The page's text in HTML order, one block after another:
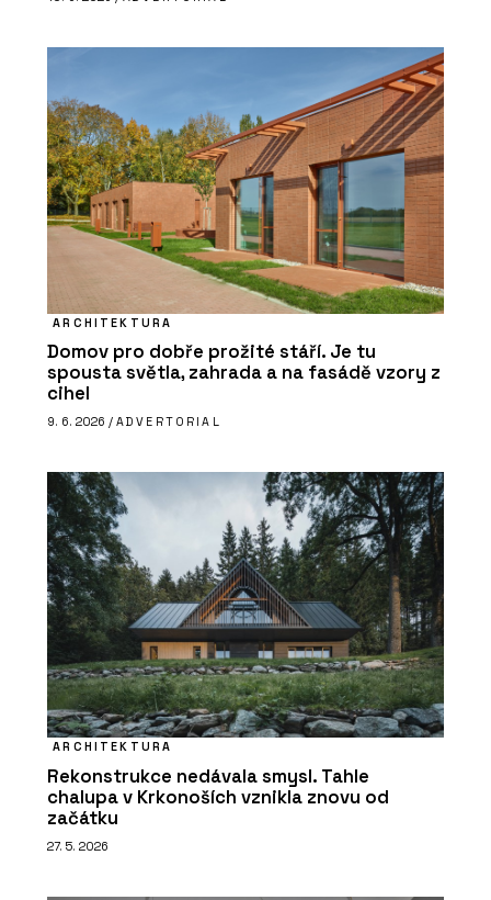
ARCHITEKTURA
Domov pro dobře prožité stáří. Je tu
spousta světla, zahrada a na fasádě vzory z
cihel
9. 6. 2026 / ADVERTORIAL
ARCHITEKTURA
Rekonstrukce nedávala smysl. Tahle
chalupa v Krkonoších vznikla znovu od
začátku
27. 5. 2026